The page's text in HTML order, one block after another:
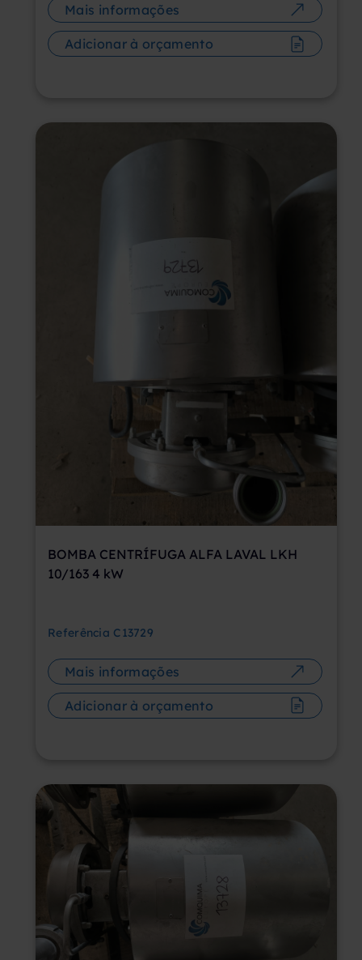
Mais informações
Adicionar à orçamento
BOMBA CENTRÍFUGA ALFA LAVAL LKH
10/163 4 kW
Referência C13729
Mais informações
Adicionar à orçamento